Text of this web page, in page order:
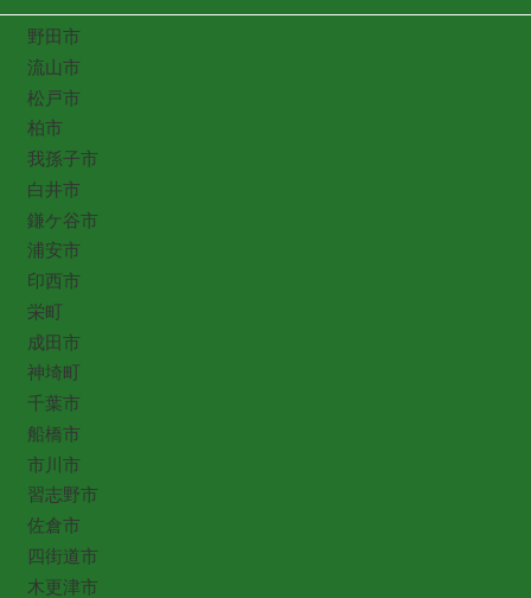
野田市
流山市
松戸市
柏市
我孫子市
白井市
鎌ケ谷市
浦安市
印西市
栄町
成田市
神埼町
千葉市
船橋市
市川市
習志野市
佐倉市
四街道市
木更津市